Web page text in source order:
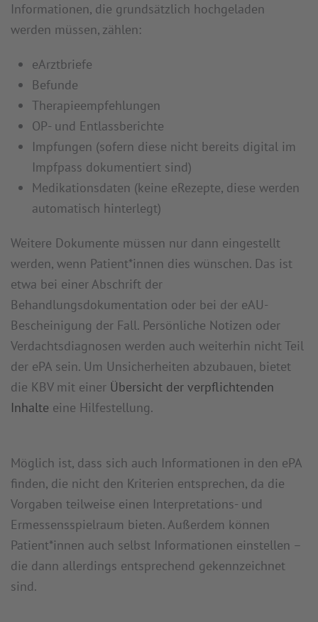
Informationen, die grundsätzlich hochgeladen
werden müssen, zählen:
eArztbriefe
Befunde
Therapieempfehlungen
OP- und Entlassberichte
Impfungen (sofern diese nicht bereits digital im
Impfpass dokumentiert sind)
Medikationsdaten (keine eRezepte, diese werden
automatisch hinterlegt)
Weitere Dokumente müssen nur dann eingestellt
werden, wenn Patient*innen dies wünschen. Das ist
etwa bei einer Abschrift der
Behandlungsdokumentation oder bei der eAU-
Bescheinigung der Fall. Persönliche Notizen oder
Verdachtsdiagnosen werden auch weiterhin nicht Teil
der ePA sein. Um Unsicherheiten abzubauen, bietet
die KBV mit einer Übersicht der verpflichtenden
Inhalte eine Hilfestellung.
Möglich ist, dass sich auch Informationen in den ePA
finden, die nicht den Kriterien entsprechen, da die
Vorgaben teilweise einen Interpretations- und
Ermessensspielraum bieten. Außerdem können
Patient*innen auch selbst Informationen einstellen –
die dann allerdings entsprechend gekennzeichnet
sind.